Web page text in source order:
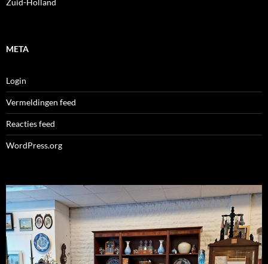
Zuid-Holland
META
Login
Vermeldingen feed
Reacties feed
WordPress.org